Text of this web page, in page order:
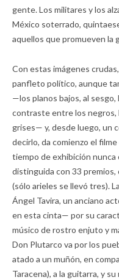
gente. Los militares y los
México soterrado,
aquellos que promueven la
Con estas imágenes
panfleto político, aunque
—los planos bajos, al
contraste entre los negros,
grises— y, desde luego, un
decirlo, da comienzo el
tiempo de exhibición
distinguida con 33
(sólo arieles se llevó tres).
Ángel Tavira, un anciano
en esta cinta— por su
músico de rostro enjuto y
Don Plutarco va por los
atado a un muñón, en
Taracena), a la guitarra, y